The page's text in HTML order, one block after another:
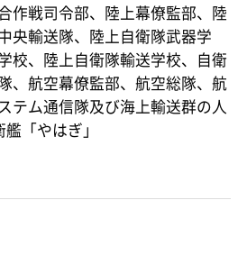
作戦司令部、陸上幕僚監部、陸
央輸送隊、陸上自衛隊武器学
校、陸上自衛隊輸送学校、自衛
、航空幕僚監部、航空総隊、航
テム通信隊及び海上輸送群の人
「やはぎ」